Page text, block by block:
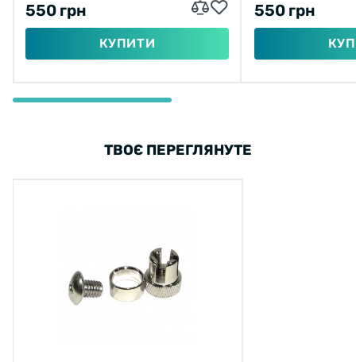
550 грн
КУПИТИ
550 грн
ТВОЄ ПЕРЕГЛЯНУТЕ